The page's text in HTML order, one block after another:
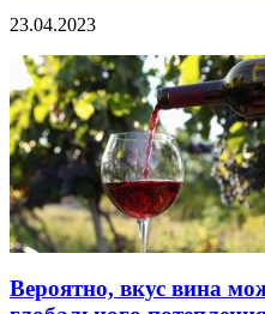
23.04.2023
Вероятно, вкус вина